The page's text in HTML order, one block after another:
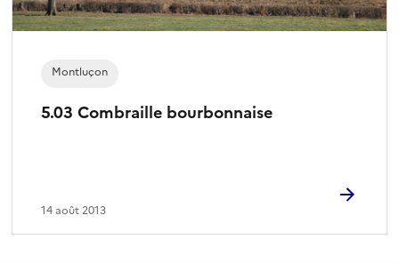
5.03 Combraille bourbonnaise
Montluçon
14 août 2013